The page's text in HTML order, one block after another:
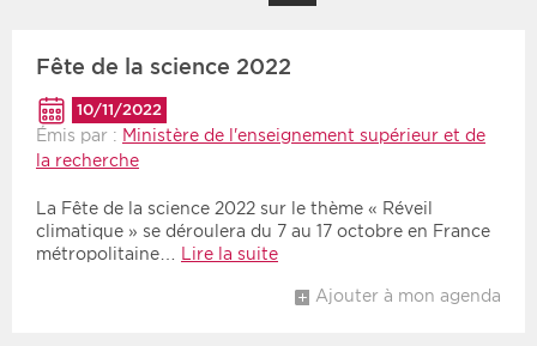
Rendez-vous des 7
Communiqués des 10
derniers jours
Type d'information
Les deux
Zone géographique
Fête de la science 2022
10/11/2022
Émis par : Ministère de l'enseignement supérieur et de
la recherche
La Fête de la science 2022 sur le thème « Réveil
climatique » se déroulera du 7 au 17 octobre en France
métropolitaine…
Lire la suite
Ajouter à mon agenda